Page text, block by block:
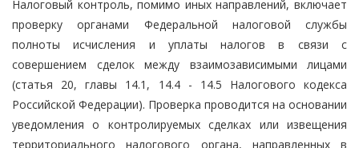
Налоговый контроль, помимо иных направлений, включает
проверку органами Федеральной налоговой службы
полноты исчисления и уплаты налогов в связи с
совершением сделок между взаимозависимыми лицами
(статья 20, главы 14.1, 14.4 - 14.5 Налогового кодекса
Российской Федерации). Проверка проводится на основании
уведомления о контролируемых сделках или извещения
территориального налогового органа, направленных в